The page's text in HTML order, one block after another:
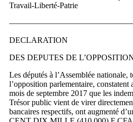
Travail-Liberté-Patrie
DECLARATION
DES DEPUTES DE
Les députés à l’Assemblée nationale,
l’opposition parlementaire, constatent
mois de septembre 2017 que les
Trésor public vient de virer
bancaires respectifs, ont augmenté